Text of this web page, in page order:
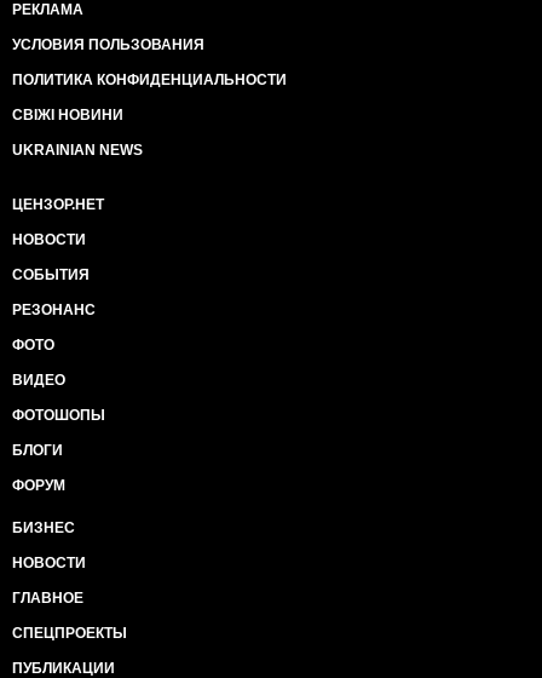
РЕКЛАМА
УСЛОВИЯ ПОЛЬЗОВАНИЯ
ПОЛИТИКА КОНФИДЕНЦИАЛЬНОСТИ
СВІЖІ НОВИНИ
UKRAINIAN NEWS
ЦЕНЗОР.НЕТ
НОВОСТИ
СОБЫТИЯ
РЕЗОНАНС
ФОТО
ВИДЕО
ФОТОШОПЫ
БЛОГИ
ФОРУМ
БИЗНЕС
НОВОСТИ
ГЛАВНОЕ
СПЕЦПРОЕКТЫ
ПУБЛИКАЦИИ